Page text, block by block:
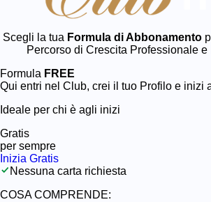
Scegli la tua Formula di Abbonamento
Percorso di Crescita Professionale e
Formula FREE
Qui entri nel Club, crei il tuo Profilo e inizi
Ideale per chi è agli inizi
Gratis
per sempre
Inizia Gratis
Nessuna carta richiesta
COSA COMPRENDE: